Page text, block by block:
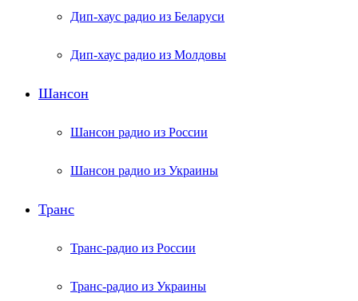
Дип-хаус радио из Беларуси
Дип-хаус радио из Молдовы
Шансон
Шансон радио из России
Шансон радио из Украины
Транс
Транс-радио из России
Транс-радио из Украины